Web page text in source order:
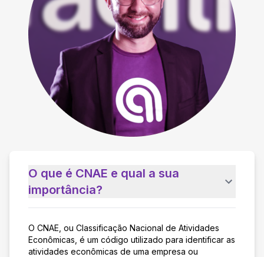
O que é CNAE e qual a sua
importância?
O CNAE, ou Classificação Nacional de Atividades
Econômicas, é um código utilizado para identificar as
atividades econômicas de uma empresa ou